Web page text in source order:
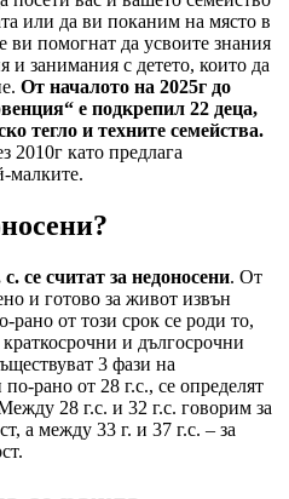
или да ви поканим на място в
помогнат да усвоите знания
занимания с детето, които да
От началото на 2025г до
е подкрепил 22 деца,
тегло и техните семейства.
2010г като предлага
малките.
се считат за недоносени. От
и готово за живот извън
рано от този срок се роди то,
и дългосрочни
3 фази на
рано от 28 г.с., се определят
28 г.с. и 32 г.с. говорим за
а между 33 г. и 37 г.с. – за